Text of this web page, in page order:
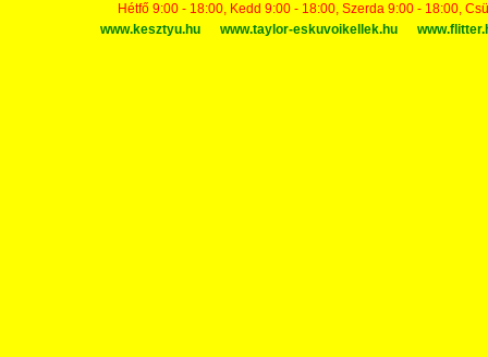
Hétfő 9:00 - 18:00, Kedd 9:00 - 18:00, Szerda 9:00 - 18:00,
www.kesztyu.hu
www.taylor-eskuvoikellek.hu